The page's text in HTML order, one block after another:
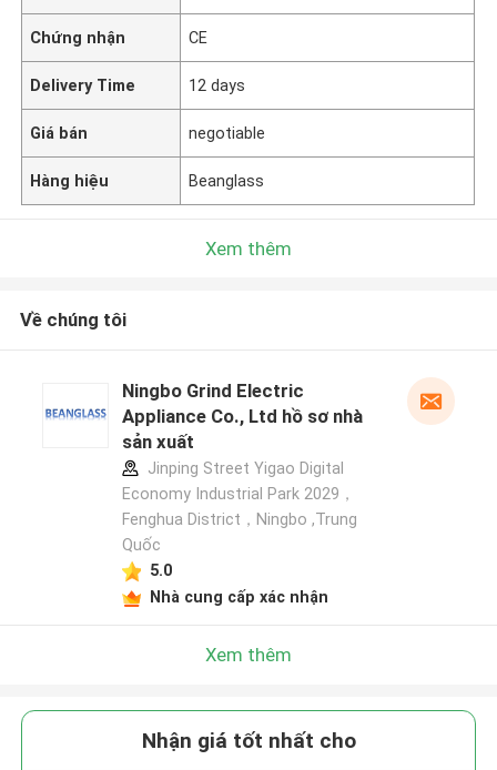
Chứng nhận CE
Delivery Time 12 days
Giá bán negotiable
Hàng hiệu Beanglass
Xem thêm
Về chúng tôi
Ningbo Grind Electric
Appliance Co., Ltd hồ sơ nhà
sản xuất
Jinping Street Yigao Digital
Economy Industrial Park 2029，
Fenghua District，Ningbo ,Trung
Quốc
5.0
Nhà cung cấp xác nhận
Xem thêm
Nhận giá tốt nhất cho